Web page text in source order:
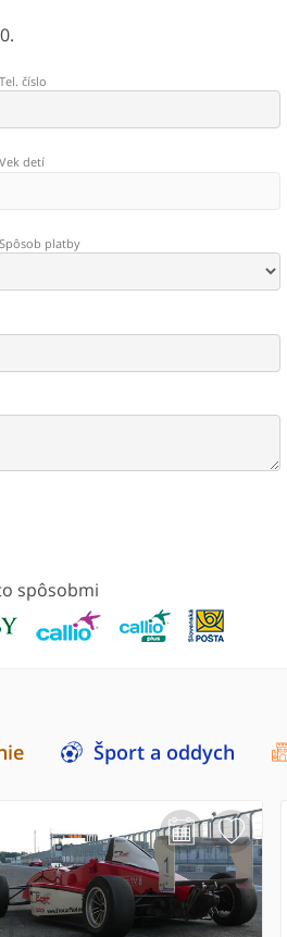
Tel. číslo
Vek detí
Spôsob platby
spôsobmi
Šport a oddych